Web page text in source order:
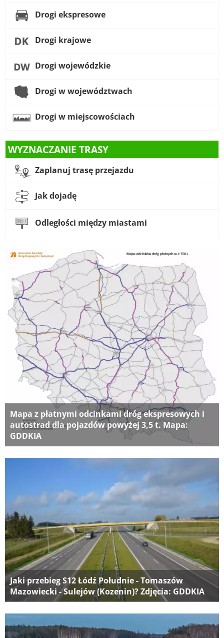
Drogi ekspresowe
Drogi krajowe
Drogi wojewódzkie
Drogi w województwach
Drogi w miejscowościach
WYZNACZANIE TRASY
Zaplanuj trasę przejazdu
Jak dojadę
Odległości między miastami
Mapa z płatnymi odcinkami dróg ekspresowych i
autostrad dla pojazdów powyżej 3,5 t. Mapa:
GDDKIA
Jaki przebieg S12 Łódź Południe - Tomaszów
Mazowiecki - Sulejów (Kozenin)? Zdjęcia: GDDKIA